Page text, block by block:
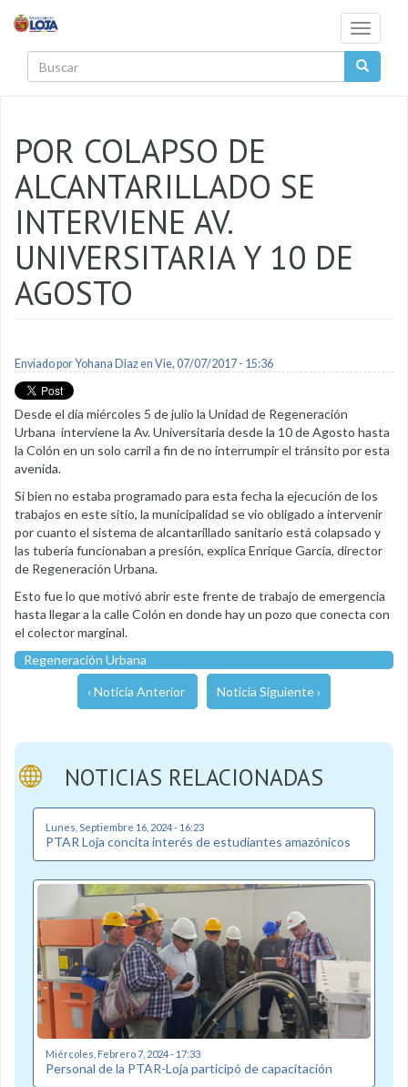
Toggle
POR COLAPSO DE
ALCANTARILLADO SE
INTERVIENE AV.
UNIVERSITARIA Y 10 DE
AGOSTO
Enviado porYohana Diazen Vie, 07/07/2017 - 15:36
Desde el día miércoles 5 de julio la Unidad de Regeneración
Urbana interviene la Av. Universitaria desde la 10 de Agosto hasta
la Colón en un solo carril a fin de no interrumpir el tránsito por esta
avenida.
Si bien no estaba programado para esta fecha la ejecución de los
trabajos en este sitio, la municipalidad se vio obligado a intervenir
por cuanto el sistema de alcantarillado sanitario está colapsado y
las tubería funcionaban a presión, explica Enrique García, director
de Regeneración Urbana.
Esto fue lo que motivó abrir este frente de trabajo de emergencia
hasta llegar a la calle Colón en donde hay un pozo que conecta con
el colector marginal.
Regeneración Urbana
‹ Noticia Anterior Noticia Siguiente ›
NOTICIAS RELACIONADAS
Lunes, Septiembre 16, 2024 - 16:23
PTAR Loja concita interés de estudiantes amazónicos
Miércoles, Febrero 7, 2024 - 17:33
Personal de la PTAR-Loja participó de capacitación